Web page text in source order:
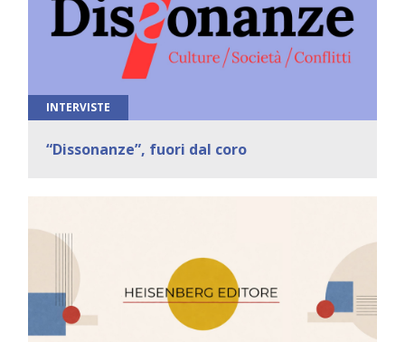
INTERVISTE
“Dissonanze”, fuori dal coro